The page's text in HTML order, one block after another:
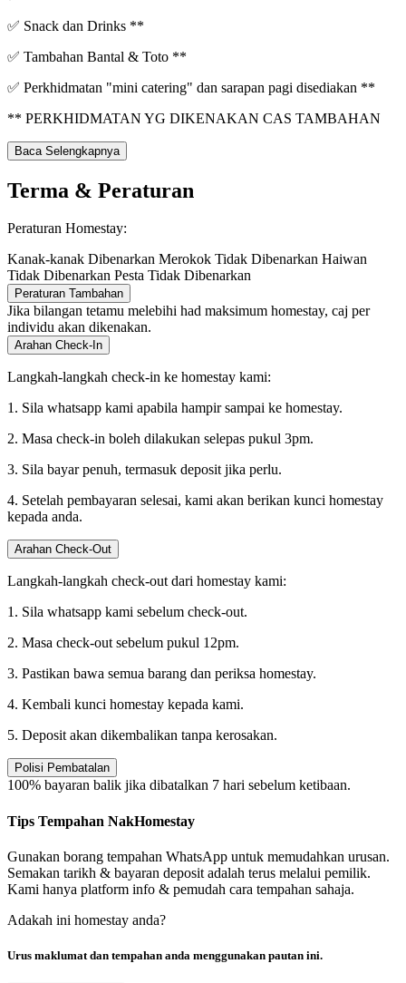
✅ Snack dan Drinks **
✅ Tambahan Bantal & Toto **
✅ Perkhidmatan "mini catering" dan sarapan pagi disediakan **
** PERKHIDMATAN YG DIKENAKAN CAS TAMBAHAN
Baca Selengkapnya
Terma & Peraturan
Peraturan Homestay:
Kanak-kanak Dibenarkan Merokok Tidak Dibenarkan Haiwan
Tidak Dibenarkan Pesta Tidak Dibenarkan
Peraturan Tambahan
Jika bilangan tetamu melebihi had maksimum homestay, caj per
individu akan dikenakan.
Arahan Check-In
Langkah-langkah check-in ke homestay kami:
1. Sila whatsapp kami apabila hampir sampai ke homestay.
2. Masa check-in boleh dilakukan selepas pukul 3pm.
3. Sila bayar penuh, termasuk deposit jika perlu.
4. Setelah pembayaran selesai, kami akan berikan kunci homestay
kepada anda.
Arahan Check-Out
Langkah-langkah check-out dari homestay kami:
1. Sila whatsapp kami sebelum check-out.
2. Masa check-out sebelum pukul 12pm.
3. Pastikan bawa semua barang dan periksa homestay.
4. Kembali kunci homestay kepada kami.
5. Deposit akan dikembalikan tanpa kerosakan.
Polisi Pembatalan
100% bayaran balik jika dibatalkan 7 hari sebelum ketibaan.
Tips Tempahan NakHomestay
Gunakan borang tempahan WhatsApp untuk memudahkan urusan.
Semakan tarikh & bayaran deposit adalah terus melalui pemilik.
Kami hanya platform info & pemudah cara tempahan sahaja.
Adakah ini homestay anda?
Urus maklumat dan tempahan anda menggunakan pautan ini.